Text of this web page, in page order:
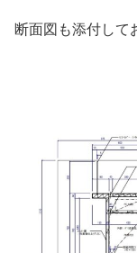
断面図も添付して